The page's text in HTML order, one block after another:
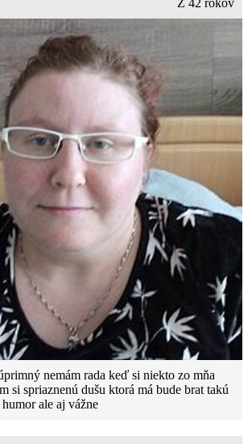
nemám rada keď si niekto zo mňa
si spriaznenú dušu ktorá má bude brat takú
ale aj vážne